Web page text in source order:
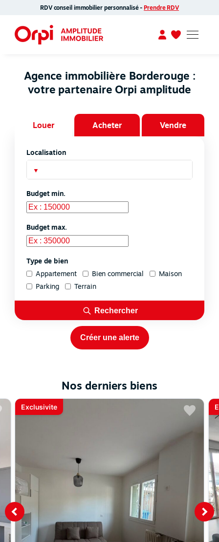
RDV conseil immobilier personnalisé - Prendre RDV
Agence immobilière Borderouge :
votre partenaire Orpi amplitude
Louer Acheter Vendre
Localisation
Budget min.
Budget max.
Type de bien
Appartement
Bien commercial
Maison
Parking
Terrain
Rechercher
Créer une alerte
Nos derniers biens
Exclusivite